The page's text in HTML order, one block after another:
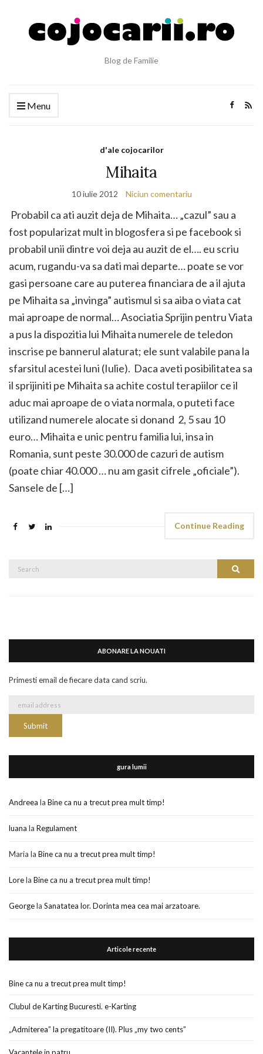
Blog de Familie
Menu
d'ale cojocarilor
Mihaita
10 iulie 2012 Niciun comentariu
Probabil ca ati auzit deja de Mihaita… „cazul” sau a
fost popularizat mult in blogosfera si pe facebook si
probabil unii dintre voi deja au auzit de el…. eu scriu
acum, rugandu-va sa dati mai departe… poate se vor
gasi persoane care au puterea financiara de a il ajuta
pe Mihaita sa „invinga” autismul si sa aiba o viata cat
mai aproape de normal… Asociatia Sprijin pentru Viata
a pus la dispozitia lui Mihaita numerele de teledon
inscrise pe bannerul alaturat; ele sunt valabile pana la
sfarsitul acestei luni (Iulie). Daca aveti posibilitatea sa
il sprijiniti pe Mihaita sa achite costul terapiilor ce il
aduc mai aproape de o viata normala, o puteti face
utilizand numerele alocate si donand 2, 5 sau 10
euro… Mihaita e unic pentru familia lui, insa in
Romania, sunt peste 30.000 de cazuri de autism
(poate chiar 40.000 … nu am gasit cifrele „oficiale”).
Sansele de […]
Continue Reading
Search
ABONARE LA NOUATI
Primesti email de fiecare data cand scriu.
gura lumii
Andreea la Bine ca nu a trecut prea mult timp!
luana la Regulament
Maria la Bine ca nu a trecut prea mult timp!
Lorela Bine ca nu a trecut prea mult timp!
Georgela Sanatatea lor. Dorinta mea cea mai arzatoare.
Articole recente
Bine ca nu a trecut prea mult timp!
Clubul de Karting Bucuresti. e-Karting
„Admiterea” la pregatitoare (II). Plus „my two cents”